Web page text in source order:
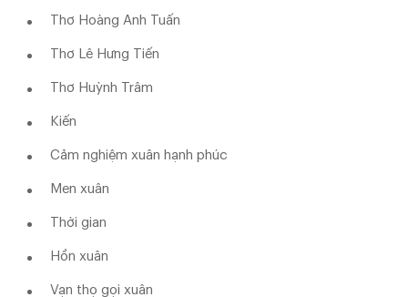
Thơ Hoàng Anh Tuấn
Thơ Lê Hưng Tiến
Thơ Huỳnh Trâm
Kiến
Cảm nghiệm xuân hạnh phúc
Men xuân
Thời gian
Hồn xuân
Vạn thọ gọi xuân